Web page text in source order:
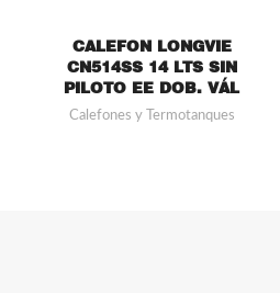
CALEFON LONGVIE
CN514SS 14 LTS SIN
PILOTO EE DOB. VÁL
Calefones y Termotanques